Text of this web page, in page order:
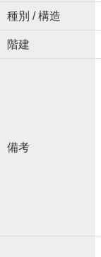
種別 / 構造
階建
備考